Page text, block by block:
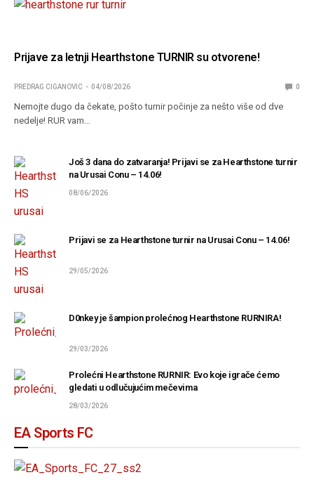
Prijave za letnji Hearthstone TURNIR su otvorene!
PREDRAG CIGANOVIC 04/08/2026 0
Nemojte dugo da čekate, pošto turnir počinje za nešto više od dve
nedelje! RUR vam…
Još 3 dana do zatvaranja! Prijavi se za Hearthstone turnir
na Urusai Conu – 14.06!
08/06/2026
Prijavi se za Hearthstone turnir na Urusai Conu – 14.06!
29/05/2026
D0nkey je šampion prolećnog Hearthstone RURNIRA!
29/03/2026
Prolećni Hearthstone RURNIR: Evo koje igrače ćemo
gledati u odlučujućim mečevima
28/03/2026
EA Sports FC